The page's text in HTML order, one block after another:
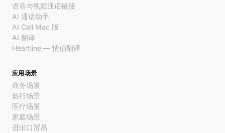
语音与视频通话链接
AI 通话助手
AI Call Mac 版
AI 翻译
Heartline — 情侣翻译
应用场景
商务场景
旅行场景
医疗场景
家庭场景
进出口贸易